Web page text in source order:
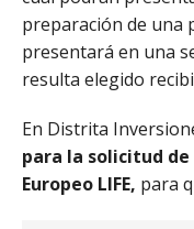
preparación de una
presentará en una
resulta elegido
En Distrita
para la solicitud
Europeo LIFE, para